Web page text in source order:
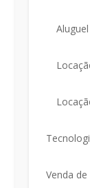
Venda